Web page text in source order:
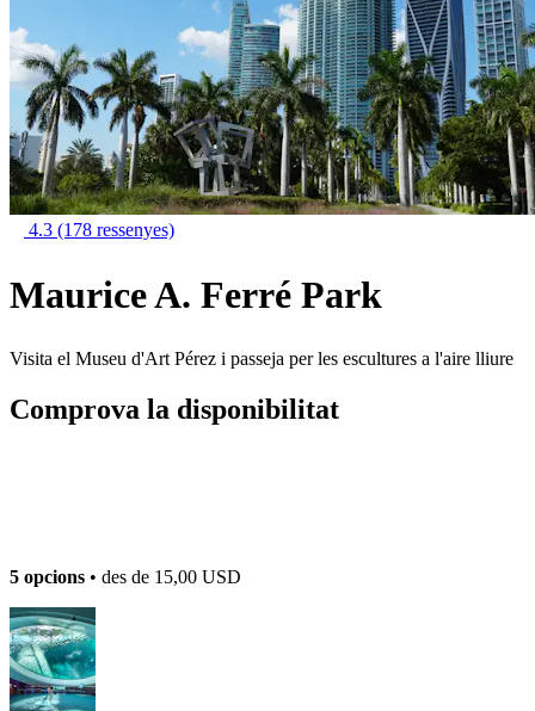
4.3 (178 ressenyes)
Maurice A. Ferré Park
Visita el Museu d'Art Pérez i passeja per les escultures a l'aire lliure
Comprova la disponibilitat
5 opcions • des de 15,00 USD